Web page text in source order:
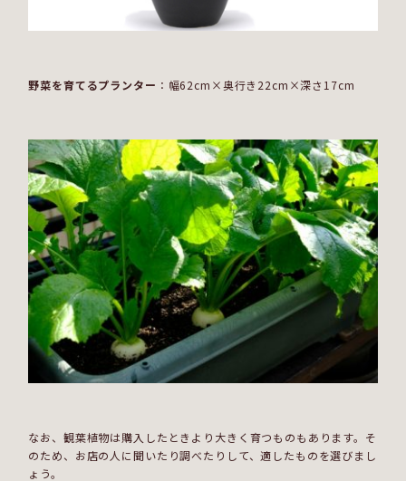
野菜を育てるプランター ：幅62cm×奥行き22cm×深さ17cm
なお、観葉植物は購入したときより大きく育つものもあります。そ
のため、お店の人に聞いたり調べたりして、適したものを選びまし
ょう。